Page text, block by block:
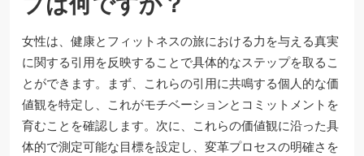
女性は、健康とフィットネスの旅における力を与える真実
に関する引用を反映することで具体的なステップを取るこ
とができます。まず、これらの引用に共鳴する個人的な価
値観を特定し、これがモチベーションとコミットメントを
育むことを確認します。次に、これらの価値観に沿った具
体的で測定可能な目標を設定し、変革プロセスの明確さを